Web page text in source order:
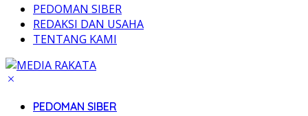
PEDOMAN SIBER
REDAKSI DAN USAHA
TENTANG KAMI
PEDOMAN SIBER